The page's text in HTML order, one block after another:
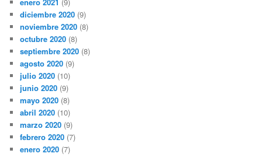
diciembre 2020 (9)
noviembre 2020 (8)
octubre 2020 (8)
septiembre 2020 (8)
agosto 2020 (9)
julio 2020 (10)
junio 2020 (9)
mayo 2020 (8)
abril 2020 (10)
marzo 2020 (9)
febrero 2020 (7)
enero 2020 (7)